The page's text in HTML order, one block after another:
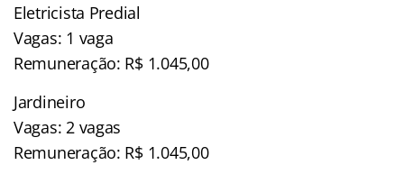
Eletricista Predial
Vagas: 1 vaga
Remuneração: R$ 1.045,00
Jardineiro
Vagas: 2 vagas
Remuneração: R$ 1.045,00